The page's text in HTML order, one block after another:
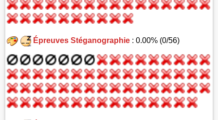
Épreuves Stéganographie: 0.00% (0/56)